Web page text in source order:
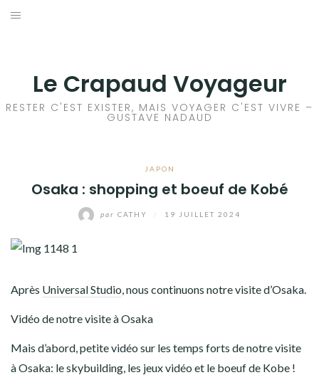
Aller
Le Crapaud Voyageur
RESTER C'EST EXISTER, MAIS VOYAGER C'EST VIVRE –
GUSTAVE NADAUD
JAPON
Osaka : shopping et boeuf de Kobé
par CATHY 19 JUILLET 2024
Après Universal Studio, nous continuons notre visite d’Osaka.
Vidéo de notre visite à Osaka
Mais d’abord, petite vidéo sur les temps forts de notre visite
à Osaka: le skybuilding, les jeux vidéo et le boeuf de Kobe !
EUROPE
AMÉRIQUE DU NORD
AMÉRIQUE CENTRALE
AMÉRIQUE DU SUD
TOUR DU MONDE 2020-2021